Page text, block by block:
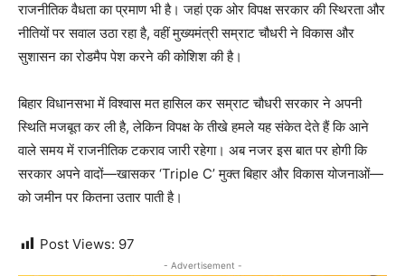
राजनीतिक वैधता का प्रमाण भी है। जहां एक ओर विपक्ष सरकार की स्थिरता और
नीतियों पर सवाल उठा रहा है, वहीं मुख्यमंत्री सम्राट चौधरी ने विकास और
सुशासन का रोडमैप पेश करने की कोशिश की है।
बिहार विधानसभा में विश्वास मत हासिल कर सम्राट चौधरी सरकार ने अपनी
स्थिति मजबूत कर ली है, लेकिन विपक्ष के तीखे हमले यह संकेत देते हैं कि आने
वाले समय में राजनीतिक टकराव जारी रहेगा। अब नजर इस बात पर होगी कि
सरकार अपने वादों—खासकर ‘Triple C’ मुक्त बिहार और विकास योजनाओं—
को जमीन पर कितना उतार पाती है।
Post Views: 97
- Advertisement -